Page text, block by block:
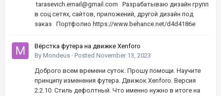
tarasevich.email@gmail.com Разрабатываю дизайн групп
в соц сетях, сайтов, приложений, другой дизайн под
заказ Портфолио https://www.behance.net/d4d4186e
Вёрстка футера на движке Xenforo
By Mondeus · Posted November 13, 2023
Доброго всем времени суток. Прошу помощи. Научите
принципу изменения футера. Движок Xenforo. Версия
2.2.10. Стиль дефолтный. Что именно нужно в итоге на